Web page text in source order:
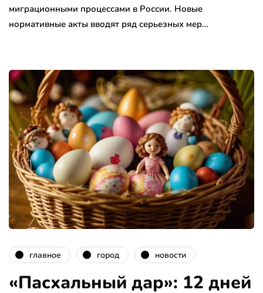
миграционными процессами в России. Новые
нормативные акты вводят ряд серьезных мер…
главное город новости
«Пасхальный дар»: 12 дней